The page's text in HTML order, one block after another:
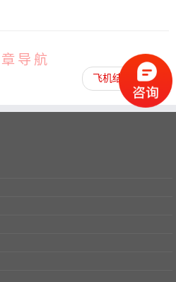
导航
飞机结构学→